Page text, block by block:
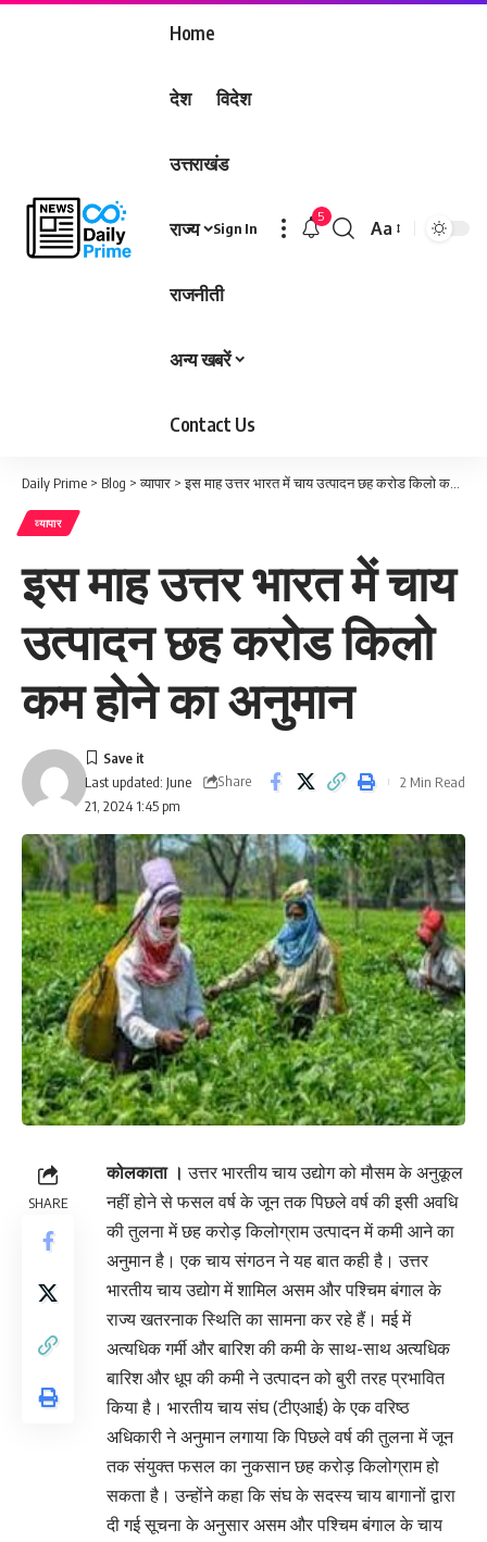
Home
देश विदेश
उत्तराखंड
राज्य
राजनीती
अन्य खबरें
Contact Us
Sign In
5
Font
Aa
Daily Prime > Blog >व्यापार >इस माह उत्तर भारत में चाय उत्पादन छह करोड ‎किलो कम होने का अनुमान
व्यापार
इस माह उत्तर भारत में चाय
उत्पादन छह करोड ‎किलो
कम होने का अनुमान
Last updated: June
21, 2024 1:45 pm
Share 2 Min Read
SHARE
कोलकाता । उत्तर भारतीय चाय उद्योग को मौसम के अनुकूल
नहीं होने से फसल वर्ष के जून तक पिछले वर्ष की इसी अवधि
की तुलना में छह करोड़ किलोग्राम उत्पादन में कमी आने का
अनुमान है। एक चाय संगठन ने यह बात कही है। उत्तर
भारतीय चाय उद्योग में शामिल असम और पश्चिम बंगाल के
राज्य खतरनाक स्थिति का सामना कर रहे हैं। मई में
अत्यधिक गर्मी और बारिश की कमी के साथ-साथ अत्यधिक
बारिश और धूप की कमी ने उत्पादन को बुरी तरह प्रभावित
किया है। भारतीय चाय संघ (टीएआई) के एक व‎रिष्ठ
अ‎धिकारी ने अनुमान लगाया कि पिछले वर्ष की तुलना में जून
तक संयुक्त फसल का नुकसान छह करोड़ किलोग्राम हो
सकता है। उन्होंने कहा ‎कि संघ के सदस्य चाय बागानों द्वारा
दी गई सूचना के अनुसार असम और पश्चिम बंगाल के चाय